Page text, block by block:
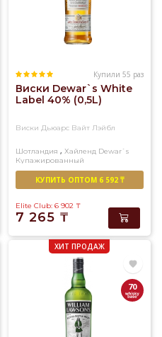
Купили 55 раз
Виски Dewar`s White
Label 40% (0,5L)
Виски Дьюарс Вайт Лэйбл
Шотландия , Хайленд Dewar`s
Купажированный
КУПИТЬ ОПТОМ 6 592 ₸
Elite Club: 6 902 ₸
7 265 ₸
ХИТ ПРОДАЖ
70